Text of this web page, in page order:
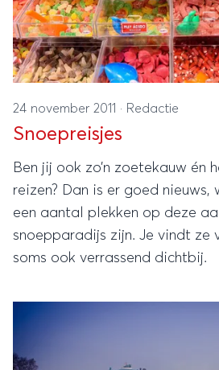
24 november 2011 · Redactie
Snoepreisjes
Ben jij ook zo’n zoetekauw én
reizen? Dan is er goed nieuws,
een aantal plekken op deze
snoepparadijs zijn. Je vindt ze
soms ook verrassend dichtbij.